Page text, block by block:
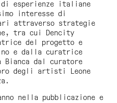
di esperienze italiane
interesse di
attraverso strategie
tra cui Dencity
del progetto e
e dalla curatrice
dal curatore
degli artisti Leone
nella pubblicazione e